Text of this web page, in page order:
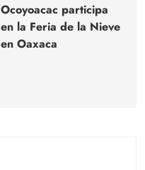
Ocoyoacac participa
en la Feria de la Nieve
en Oaxaca